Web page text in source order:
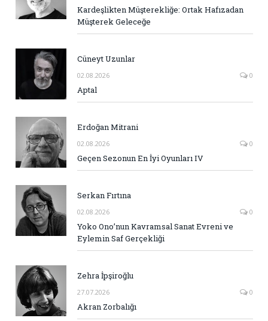
Kardeşlikten Müşterekliğe: Ortak Hafızadan
Müşterek Geleceğe
Cüneyt Uzunlar
02.08.2026 0
Aptal
Erdoğan Mitrani
02.08.2026 0
Geçen Sezonun En İyi Oyunları IV
Serkan Fırtına
02.08.2026 0
Yoko Ono’nun Kavramsal Sanat Evreni ve
Eylemin Saf Gerçekliği
Zehra İpşiroğlu
27.07.2026 0
Akran Zorbalığı